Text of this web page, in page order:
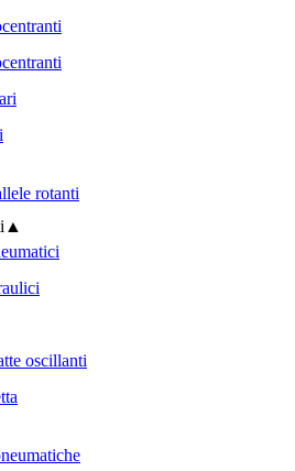
rotanti
▲
oscillanti